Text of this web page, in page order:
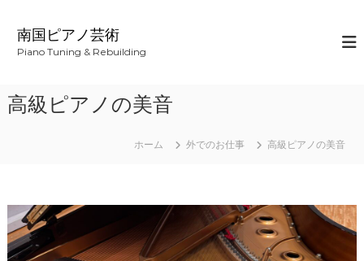
へ
ス
南国ピアノ芸術
Piano Tuning & Rebuilding
高級ピアノの美音
ホーム 外でのお仕事 高級ピアノの美音